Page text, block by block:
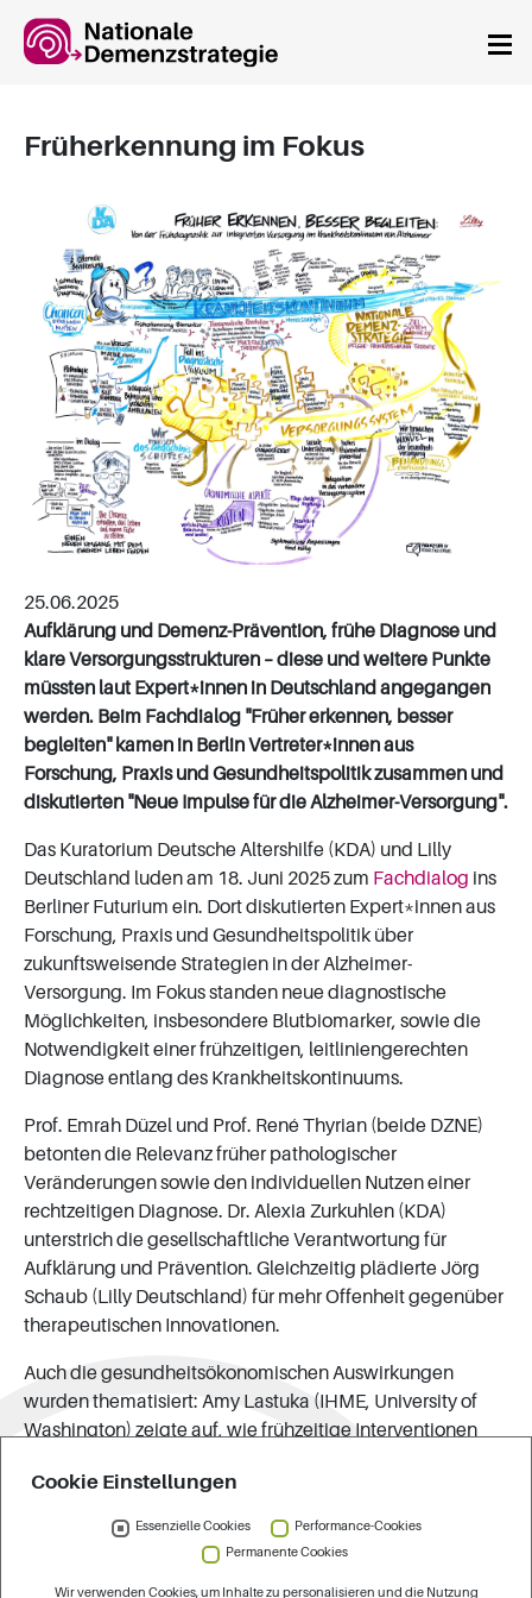
Früherkennung im Fokus
25.06.2025
Aufklärung und Demenz-Prävention, frühe Diagnose und
klare Versorgungsstrukturen – diese und weitere Punkte
müssten laut Expert*innen in Deutschland angegangen
werden. Beim Fachdialog "Früher erkennen, besser
begleiten" kamen in Berlin Vertreter*innen aus
Forschung, Praxis und Gesundheitspolitik zusammen und
diskutierten "Neue Impulse für die Alzheimer-Versorgung".
Das Kuratorium Deutsche Altershilfe (KDA) und Lilly
Deutschland luden am 18. Juni 2025 zum Fachdialog ins
Berliner Futurium ein. Dort diskutierten Expert*innen aus
Forschung, Praxis und Gesundheitspolitik über
zukunftsweisende Strategien in der Alzheimer-
Versorgung. Im Fokus standen neue diagnostische
Möglichkeiten, insbesondere Blutbiomarker, sowie die
Notwendigkeit einer frühzeitigen, leitliniengerechten
Diagnose entlang des Krankheitskontinuums.
Prof. Emrah Düzel und Prof. René Thyrian (beide DZNE)
betonten die Relevanz früher pathologischer
Veränderungen sowie den individuellen Nutzen einer
rechtzeitigen Diagnose. Dr. Alexia Zurkuhlen (KDA)
unterstrich die gesellschaftliche Verantwortung für
Aufklärung und Prävention. Gleichzeitig plädierte Jörg
Schaub (Lilly Deutschland) für mehr Offenheit gegenüber
therapeutischen Innovationen.
Auch die gesundheitsökonomischen Auswirkungen
wurden thematisiert: Amy Lastuka (IHME, University of
Washington) zeigte auf, wie frühzeitige Interventionen
Hahnel und Dr. Grit Braeseke (beide IGES Institut) stellten
das Projekt zur Erarbeitung eines sektorenübergreifenden
Versorgungspfads mit klaren Zuständigkeiten vor (NDS-
Cookie Einstellungen
Essenzielle Cookies
Performance-Cookies
Permanente Cookies
Wir verwenden Cookies, um Inhalte zu personalisieren und die Nutzung